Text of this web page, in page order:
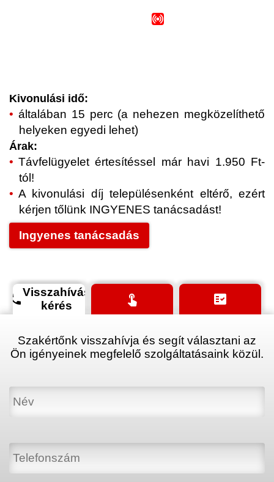
Kivonulási idő:
általában 15 perc (a nehezen megközelíthető
helyeken egyedi lehet)
Árak:
Távfelügyelet értesítéssel már havi 1.950 Ft-
tól!
A kivonulási díj településenként eltérő, ezért
kérjen tőlünk INGYENES tanácsadást!
Ingyenes tanácsadás
phoneVisszahívás
kérés
touch_app fact_check
Szakértőnk visszahívja és segít választani az
Ön igényeinek megfelelő szolgáltatásaink közül.